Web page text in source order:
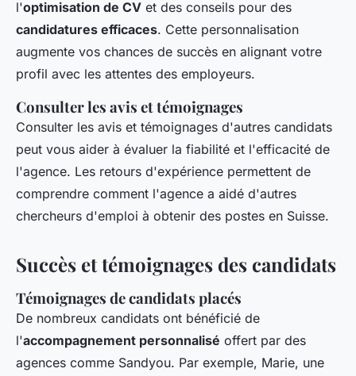
l'optimisation de CV et des conseils pour des
candidatures efficaces. Cette personnalisation
augmente vos chances de succès en alignant votre
profil avec les attentes des employeurs.
Consulter les avis et témoignages
Consulter les avis et témoignages d'autres candidats
peut vous aider à évaluer la fiabilité et l'efficacité de
l'agence. Les retours d'expérience permettent de
comprendre comment l'agence a aidé d'autres
chercheurs d'emploi à obtenir des postes en Suisse.
Succès et témoignages des candidats
Témoignages de candidats placés
De nombreux candidats ont bénéficié de
l'accompagnement personnalisé offert par des
agences comme Sandyou. Par exemple, Marie, une